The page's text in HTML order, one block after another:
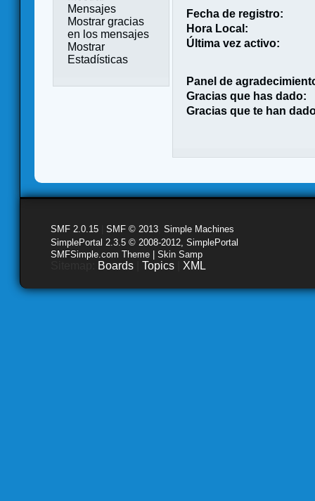
Mensajes
Mostrar gracias
en los mensajes
Mostrar
Estadísticas
Fecha de registro:
Hora Local:
Última vez activo:
Panel de
Gracias que has dado:
Gracias que te han
SMF 2.0.15 SMF © 2013 Simple Machines
SimplePortal 2.3.5 © 2008-2012, SimplePortal
SMFSimple.com Theme | Skin Samp
Boards Topics XML